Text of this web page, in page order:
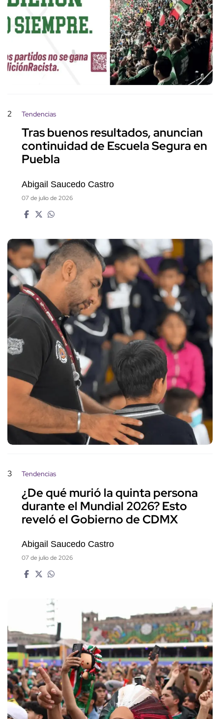
2 Tendencias
Tras buenos resultados, anuncian
continuidad de Escuela Segura en
Puebla
Abigail Saucedo Castro
07 de julio de 2026
3 Tendencias
¿De qué murió la quinta persona
durante el Mundial 2026? Esto
reveló el Gobierno de CDMX
Abigail Saucedo Castro
07 de julio de 2026